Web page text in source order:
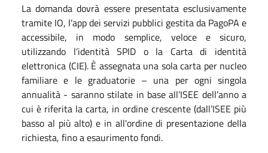
La domanda dovrà essere presentata esclusivamente
tramite IO, l’app dei servizi pubblici gestita da PagoPA e
accessibile, in modo semplice, veloce e sicuro,
utilizzando l’identità SPID o la Carta di identità
elettronica (CIE). È assegnata una sola carta per nucleo
familiare e le graduatorie – una per ogni singola
annualità - saranno stilate in base all’ISEE dell’anno a
cui è riferita la carta, in ordine crescente (dall’ISEE più
basso al più alto) e in all'ordine di presentazione della
richiesta, fino a esaurimento fondi.